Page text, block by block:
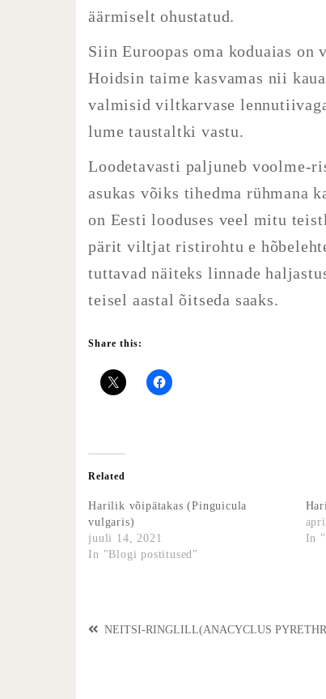
äärmiselt ohustatud.
Siin Euroopas oma koduaias
Hoidsin taime kasvamas nii
valmisid viltkarvase
lume taustaltki vastu.
Loodetavasti paljuneb voolme-
asukas võiks tihedma rühmana
on Eesti looduses veel mitu
päritviltjat ristirohtu e
tuttavad näiteks linnade
teisel aastal õitseda saaks.
Share this:
Related
Harilik võipätakas (Pinguicula
vulgaris)
juuli 14, 2021
In "Blogi postitused"
In
NEITSI-RINGLILL(ANACYCLUS